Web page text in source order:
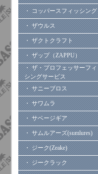
・ コッパースフィッシング
・ ザウルス
・ ザクトクラフト
・ ザップ（ZAPPU）
・ ザ・プロフェッサーフ
シングサービス
・ サニーブロス
・ サワムラ
・ サベージギア
・ サムルアーズ(sumlures)
・ ジーク(Zeake)
・ ジークラック